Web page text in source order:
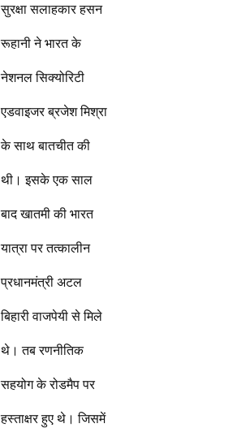
सुरक्षा सलाहकार हसन
रूहानी ने भारत के
नेशनल सिक्योरिटी
एडवाइजर ब्रजेश मिश्रा
के साथ बातचीत की
थी। इसके एक साल
बाद खातमी की भारत
यात्रा पर तत्कालीन
प्रधानमंत्री अटल
बिहारी वाजपेयी से मिले
थे। तब रणनीतिक
सहयोग के रोडमैप पर
हस्ताक्षर हुए थे। जिसमें